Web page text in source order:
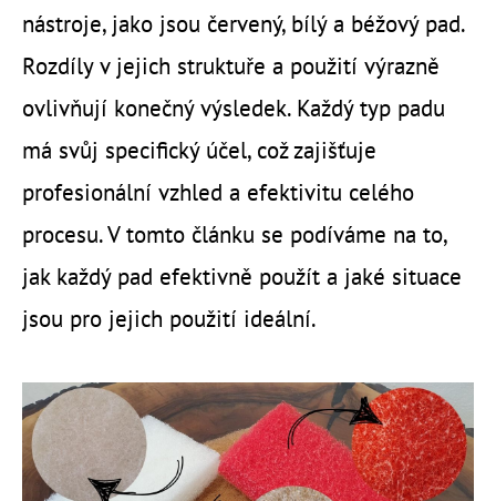
nástroje, jako jsou červený, bílý a béžový pad.
Rozdíly v jejich struktuře a použití výrazně
ovlivňují konečný výsledek. Každý typ padu
má svůj specifický účel, což zajišťuje
profesionální vzhled a efektivitu celého
procesu. V tomto článku se podíváme na to,
jak každý pad efektivně použít a jaké situace
jsou pro jejich použití ideální.